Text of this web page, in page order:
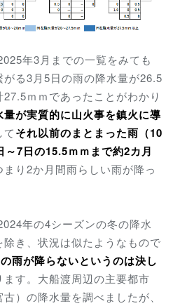
年3月までの一覧をみても
る3月5日の雨の降水量が26.5
ｍｍであったことがわかり
が実質的に山火事を鎮火に導
それ以前のまとまった雨（10
7日の15.5ｍｍまで約2カ月
まり2か月間雨らしい雨が降っ
年の4シーズンの冬の降水
き、状況は似たようなもので
雨が降らないというのは決し
ます。大船渡周辺の主要都市
）の降水量を調べましたが、